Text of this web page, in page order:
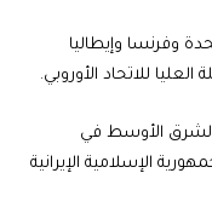
وفرنسا وإيطاليا
للاتحاد الأوروبي.
الأوسط في
الإسلامية الإيرانية